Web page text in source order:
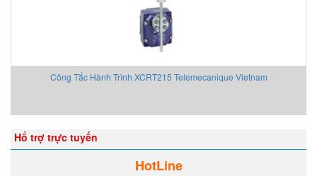
AT2E Vietnam
AUTEC
Công Tắc Hành Trình XCRT215 Telemecanique Vietnam
Hổ trợ trực tuyến
HotLine